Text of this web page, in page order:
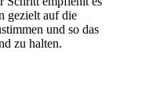
gezielt auf die
und so das
zu halten.